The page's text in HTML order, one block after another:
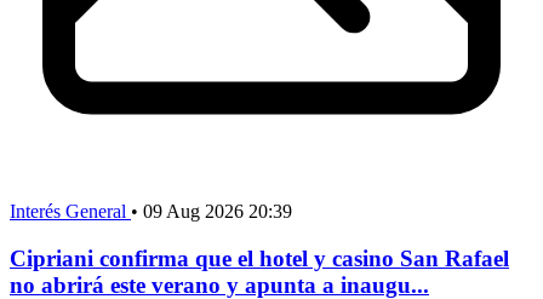
Interés General • 09 Aug 2026 20:39
Cipriani confirma que el hotel y casino San Rafael
no abrirá este verano y apunta a inaugu...